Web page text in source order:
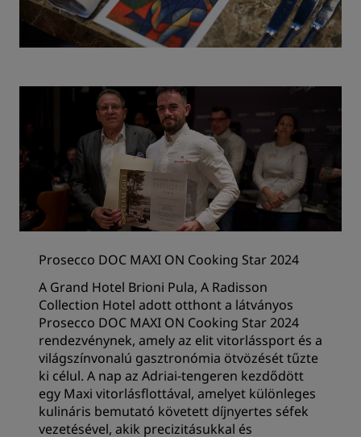
Prosecco DOC MAXI ON Cooking Star 2024
A Grand Hotel Brioni Pula, A Radisson
Collection Hotel adott otthont a látványos
Prosecco DOC MAXI ON Cooking Star 2024
rendezvénynek, amely az elit vitorlássport és a
világszínvonalú gasztronómia ötvözését tűzte
ki célul. A nap az Adriai-tengeren kezdődött
egy Maxi vitorlásflottával, amelyet különleges
kulináris bemutató követett díjnyertes séfek
vezetésével, akik precizitásukkal és